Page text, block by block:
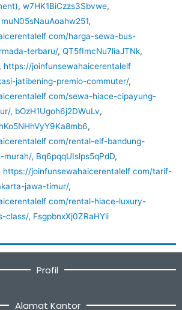
, w7HK1BiCzzs3Sbvwe,
muN05sNauAoahw251,
com/harga-sewa-bus-
terbaru/, QT5fImcNu7liaJTNk,
, https://joinfunsewahaicerentalelf
jatibening-premio-commuter/,
com/sewa-hiace-cipayung-
, bOzH1Ugoh6j2DWuLv,
hKo5NHhVyY9Ka8mb6,
com/rental-elf-bandung-
murah/, Bq6pqqUIslps5qPdD,
https://joinfunsewahaicerentalelf com/tarif-
jawa-timur/,
com/rental-hiace-luxury-
class/, FsgpbnxXj0ZRaHYli
Profil
Alamat Kantor